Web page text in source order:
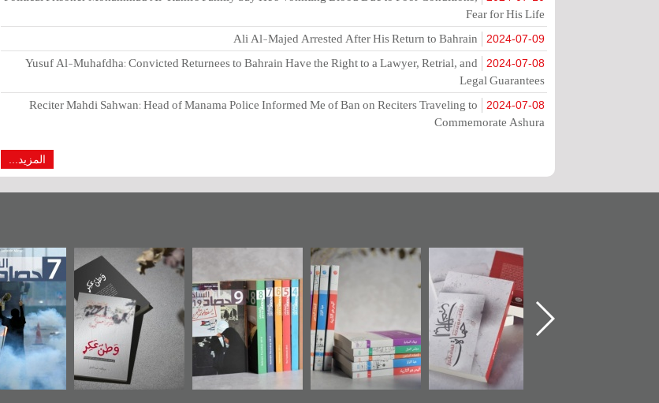
Fear for His Life
2024-07-09
Ali Al-Majed Arrested After His Return to Bahrain
2024-07-08
Yusuf Al-Muhafdha: Convicted Returnees to Bahrain Have the Right to a Lawyer, Retrial, and
Legal Guarantees
2024-07-08
Reciter Mahdi Sahwan: Head of Manama Police Informed Me of Ban on Reciters Traveling to
Commemorate Ashura
المزيد...
السهلاوي في ذكراه
"حماة الباب الأخير":
الإصدار الأول عن
اعتصام الدراز
وأحداث ساحة
الفداء لمركز أوال
للدراسات والتوثيق
تصنيف موضوعي
للوثائق البريطانية
يقدمه «مركز أوال»
في سلسلة من 5
كتب
تصدر حصاد
الساحات 2019
«وطن عكر» رواية
جديدة لمعتقل
عسكري تصدر عن
«مرآة البحرين»
حصاد 2017